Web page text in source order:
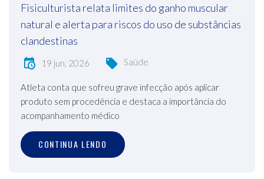
Fisiculturista relata limites do ganho muscular
natural e alerta para riscos do uso de substâncias
clandestinas
19 jun, 2026 Saúde
Atleta conta que sofreu grave infecção após aplicar
produto sem procedência e destaca a importância do
acompanhamento médico
CONTINUA LENDO